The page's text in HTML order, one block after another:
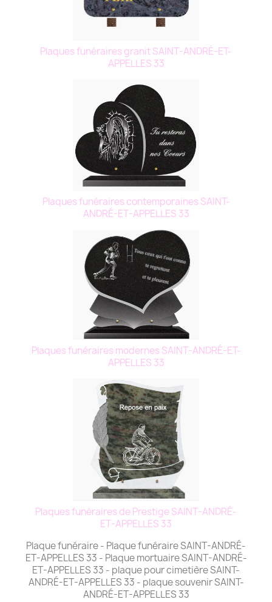
Plaques funéraires granit SAINT-ANDRÉ-ET-
APPELLES 33
Plaques funéraires contemporaines SAINT-
ANDRÉ-ET-APPELLES 33
Plaques funéraires modernes SAINT-ANDRÉ-ET-
APPELLES 33
Plaques funéraires de Prestige SAINT-ANDRÉ-
ET-APPELLES 33
Plaque funéraire - Plaque funéraire SAINT-ANDRÉ-
ET-APPELLES 33 - Plaque mortuaire SAINT-ANDRÉ-
ET-APPELLES 33 - plaque pour cimetière SAINT-
ANDRÉ-ET-APPELLES 33 - plaque souvenir SAINT-
ANDRÉ-ET-APPELLES 33